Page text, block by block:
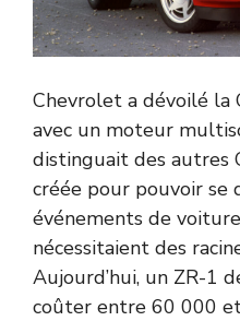
Chevrolet a dévoilé la
avec un moteur
distinguait des autres
créée pour pouvoir se
événements de
nécessitaient des
Aujourd’hui, un ZR-1
coûter entre 60 000